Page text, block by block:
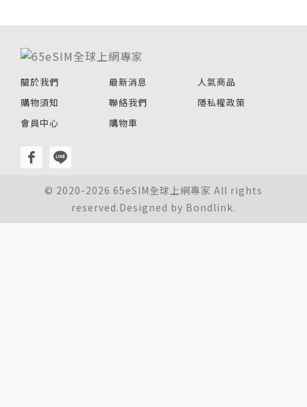
關於我們 最新消息
人氣商品
購物須知
聯絡我們
隱私權政策
會員中心
購物車
© 2020-2026 65eSIM全球上網專家 All rights
reserved.Designed by Bondlink.